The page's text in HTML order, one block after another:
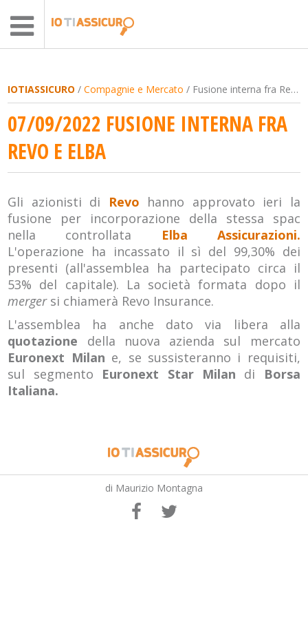
IOTIASSICURO /Compagnie e Mercato / Fusione interna fra Revo e Elba
07/09/2022 FUSIONE INTERNA FRA
REVO E ELBA
Gli azionisti di Revo hanno approvato ieri la
fusione per incorporazione della stessa spac
nella controllata Elba Assicurazioni.
L'operazione ha incassato il sì del 99,30% dei
presenti (all'assemblea ha partecipato circa il
53% del capitale). La società formata dopo il
mergersi chiamerà Revo Insurance.
L'assemblea ha anche dato via libera alla
quotazione della nuova azienda sul mercato
Euronext Milan e, se sussisteranno i requisiti,
sul segmento Euronext Star Milan di Borsa
Italiana.
di Maurizio Montagna